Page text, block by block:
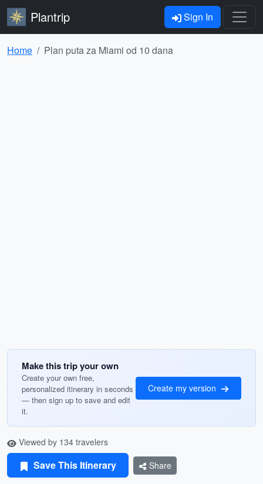
Plantrip Sign In
Home Plan puta za Miami od 10 dana
Make this trip your own
Create your own free,
personalized itinerary in seconds
— then sign up to save and edit
it.
Create my version
Viewed by 134 travelers
Save This Itinerary Share